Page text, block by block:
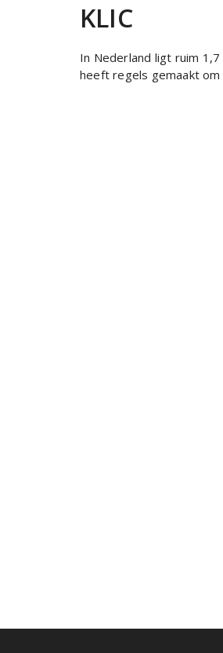
KLIC
In Nederland ligt ruim
heeft regels gemaakt om